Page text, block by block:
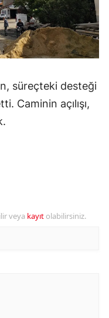
süreçteki desteği
Caminin açılışı,
veya kayıt olabilirsiniz.